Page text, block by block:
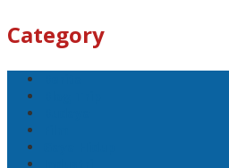
Category